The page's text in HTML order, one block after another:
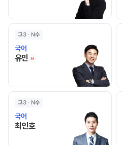
고3 · N수
국어
유민 N 유민 선생님 홈 바로가기
고3 · N수
국어
최인호최인호 선생님 홈 바로가기